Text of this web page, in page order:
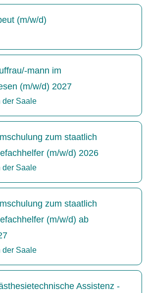
(m/w/d)
mann im
(m/w/d) 2027
der Saale
zum staatlich
(m/w/d) 2026
der Saale
zum staatlich
(m/w/d) ab
der Saale
Assistenz -